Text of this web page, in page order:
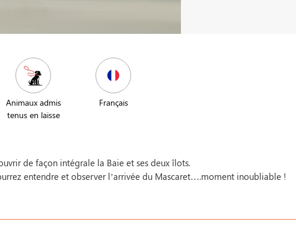
Animaux admis
tenus en laisse
Français
de façon intégrale la Baie et ses deux îlots.
entendre et observer l’arrivée du Mascaret….moment inoubliable !